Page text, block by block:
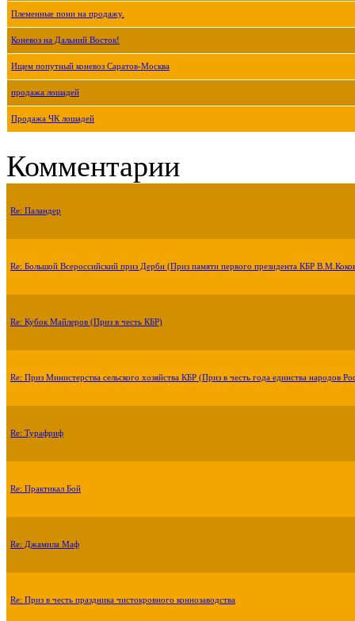
Племенные пони на продажу.
Коневоз на Дальний Восток!
Ищем попутный коневоз Саратов-Москва
продажа лошадей
Продажа ЧК лошадей
Комментарии
Re: Паландер
Re: Большой Всероссийский приз Дерби (Приз памяти первого президента КБР
Re: Кубок Майлеров (Приз в честь КБР)
Re: Приз Министерства сельского хозяйства КБР (Приз в честь года единства народов
Re: Турафриф
Re: Практикал Бой
Re: Джамила Маф
Re: Приз в честь праздника чистокровного коннозаводства